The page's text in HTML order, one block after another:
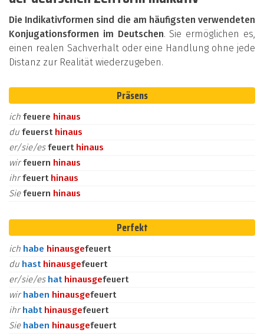
Die Indikativformen sind die am häufigsten verwendeten
Konjugationsformen im Deutschen. Sie ermöglichen es,
einen realen Sachverhalt oder eine Handlung ohne jede
Distanz zur Realität wiederzugeben.
Präsens
ich feuere hinaus
du feuerst hinaus
er/sie/esfeuert hinaus
wirfeuern hinaus
ihrfeuert hinaus
Siefeuern hinaus
Perfekt
ich habe hinausgefeuert
du hast hinausgefeuert
er/sie/es hat hinausgefeuert
wirhaben hinausgefeuert
ihrhabt hinausgefeuert
Sie haben hinausgefeuert